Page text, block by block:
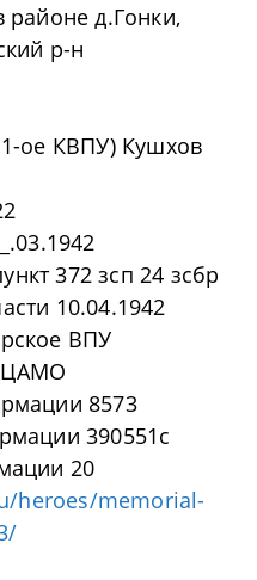
районе д.Гонки,
р-н
ое КВПУ) Кушхов
372 зсп 24 зсбр
10.04.1942
ВПУ
ЦАМО
8573
390551с
20
heroes/memorial-